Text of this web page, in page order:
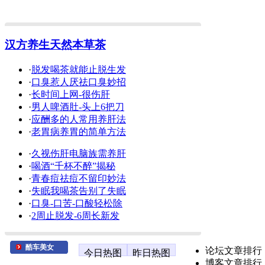
汉方养生天然本草茶
·脱发喝茶就能止脱生发
·口臭惹人厌祛口臭妙招
·长时间上网-很伤肝
·男人啤酒肚-头上6把刀
·应酬多的人常用养肝法
·老胃病养胃的简单方法
·久视伤肝电脑族需养肝
·喝酒“千杯不醉”揭秘
·青春痘祛痘不留印妙法
·失眠我喝茶告别了失眠
·口臭-口苦-口酸轻松除
·2周止脱发-6周长新发
酷车美女
今日热图 昨日热图
论坛文章排行
博客文章排行